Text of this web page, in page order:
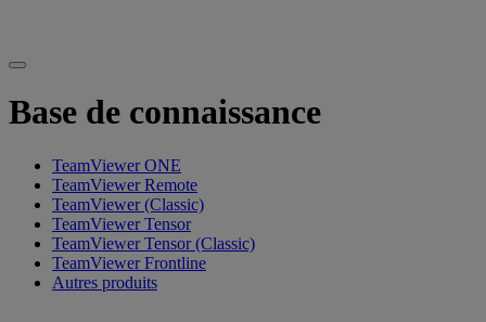
Base de connaissance
TeamViewer ONE
TeamViewer Remote
TeamViewer (Classic)
TeamViewer Tensor
TeamViewer Tensor (Classic)
TeamViewer Frontline
Autres produits